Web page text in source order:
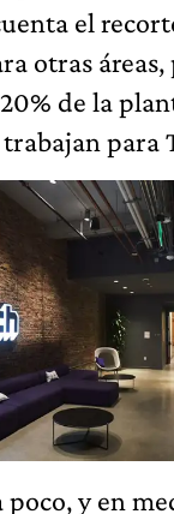
el
otras áreas,
de la
trabajan para
poco, y en